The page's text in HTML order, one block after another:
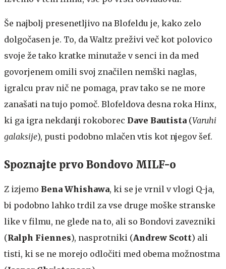
Še najbolj presenetljivo na Blofeldu je, kako zelo
dolgočasen je. To, da Waltz preživi več kot polovico
svoje že tako kratke minutaže v senci in da med
govorjenem omili svoj značilen nemški naglas,
igralcu prav nič ne pomaga, prav tako se ne more
zanašati na tujo pomoč. Blofeldova desna roka Hinx,
ki ga igra nekdanji rokoborec Dave Bautista (Varuhi
galaksije), pusti podobno mlačen vtis kot njegov šef.
Spoznajte prvo Bondovo MILF-o
Z izjemo Bena Whishawa, ki se je vrnil v vlogi Q-ja,
bi podobno lahko trdil za vse druge moške stranske
like v filmu, ne glede na to, ali so Bondovi zavezniki
(Ralph Fiennes), nasprotniki (Andrew Scott) ali
tisti, ki se ne morejo odločiti med obema možnostma